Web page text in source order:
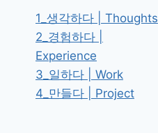
1_생각하다 | Thoughts
2_경험하다 |
Experience
3_일하다 | Work
4_만들다 | Project